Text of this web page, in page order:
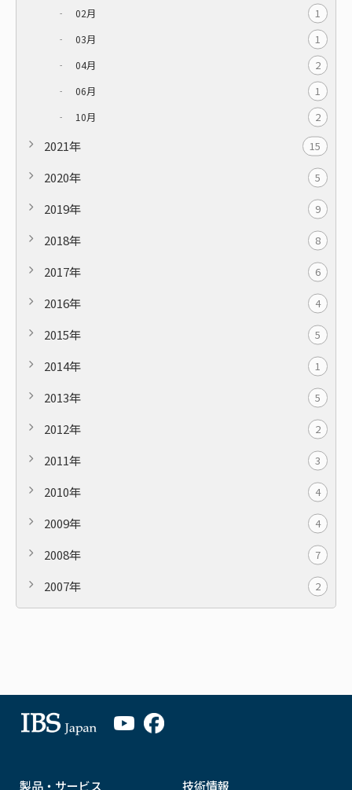
02月 1
03月 1
04月 2
06月 1
10月 2
2021年 15
2020年 5
2019年 9
2018年 8
2017年 6
2016年 4
2015年 5
2014年 1
2013年 5
2012年 2
2011年 3
2010年 4
2009年 4
2008年 7
2007年 2
製品・サービス 技術情報